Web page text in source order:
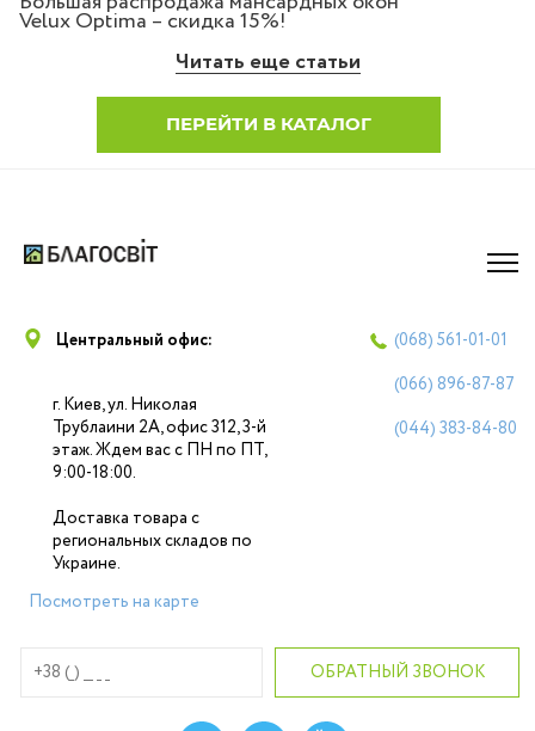
Velux Optima – скидка 15%!
Читать еще статьи
ПЕРЕЙТИ В КАТАЛОГ
Центральный офис:
г. Киев, ул. Николая
Трублаини 2А, офис 312, 3-й
этаж. Ждем вас с ПН по ПТ,
9:00-18:00.
Доставка товара с
региональных складов по
Украине.
Посмотреть на карте
(068) 561-01-01
(066) 896-87-87
(044) 383-84-80